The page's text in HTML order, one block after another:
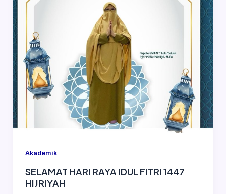
Akademik
SELAMAT HARI RAYA IDUL FITRI 1447
HIJRIYAH